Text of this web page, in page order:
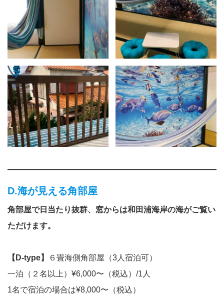
D.海が見える角部屋
角部屋で日当たり抜群、窓からは和田浦海岸の海がご覧い
ただけます。
【D-type】
６畳海側角部屋（3人宿泊可）
一泊（２名以上）¥6,000〜（税込）/1人
1名で宿泊の場合は¥8,000〜（税込）